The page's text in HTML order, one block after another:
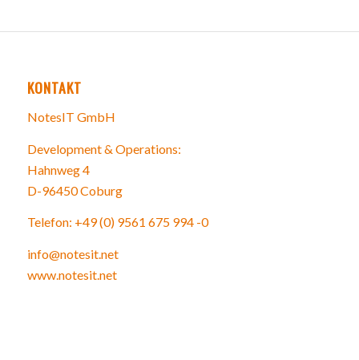
KONTAKT
NotesIT GmbH
Development & Operations:
Hahnweg 4
D-96450 Coburg
Telefon: +49 (0) 9561 675 994 -0
info@notesit.net
www.notesit.net